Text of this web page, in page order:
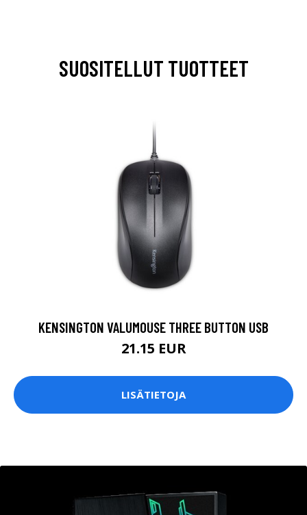
SUOSITELLUT TUOTTEET
KENSINGTON VALUMOUSE THREE BUTTON USB
21.15 EUR
LISÄTIETOJA